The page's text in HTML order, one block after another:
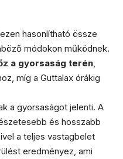
hasonlítható össze
módokon működnek.
a gyorsaság terén
míg a Guttalax órákig
a gyorsaságot jelenti. A
és hosszabb
a teljes vastagbelet
eredményez, ami